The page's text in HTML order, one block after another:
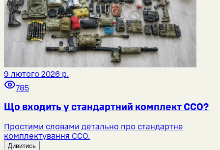
9 лютого 2026 р.
785
Що входить у стандартний комплект ССО?
Простими словами детально про стандартне
комплектування ССО.
Дивитись